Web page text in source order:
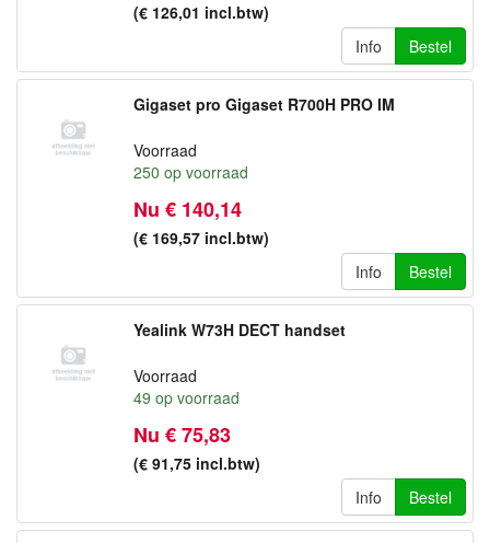
(€ 126,01 incl.btw)
Info
Bestel
Gigaset pro Gigaset R700H PRO IM
Voorraad
250 op voorraad
Nu € 140,14
(€ 169,57 incl.btw)
Info
Bestel
Yealink W73H DECT handset
Voorraad
49 op voorraad
Nu € 75,83
(€ 91,75 incl.btw)
Info
Bestel